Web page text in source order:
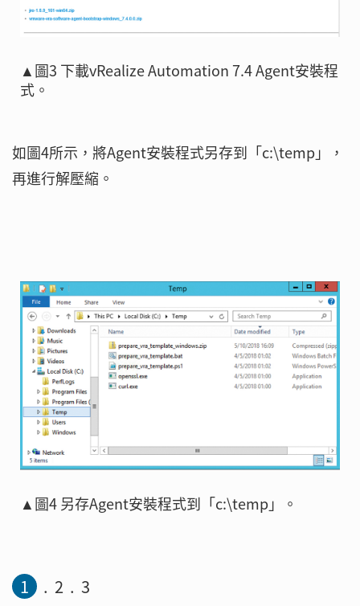
▲圖3 下載vRealize Automation 7.4 Agent安裝程
式。
如圖4所示，將Agent安裝程式另存到「c:\temp」，
再進行解壓縮。
▲圖4 另存Agent安裝程式到「c:\temp」。
1 2 3